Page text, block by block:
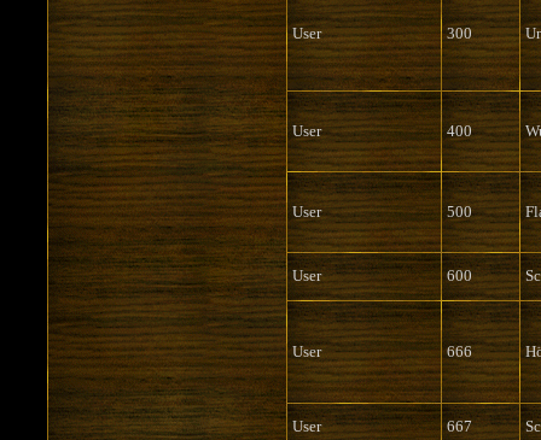
User 300
User 400
User 500
User 600
User 666
User 667